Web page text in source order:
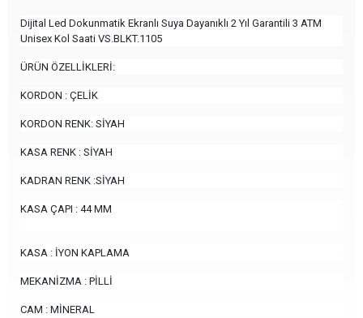
Dijital Led Dokunmatik Ekranlı Suya Dayanıklı 2 Yıl Garantili 3 ATM
Unisex Kol Saati VS.BLKT.1105
ÜRÜN ÖZELLİKLERİ:
KORDON : ÇELİK
KORDON RENK: SİYAH
KASA RENK : SİYAH
KADRAN RENK :SİYAH
KASA ÇAPI : 44 MM
KASA : İYON KAPLAMA
MEKANİZMA : PİLLİ
CAM : MİNERAL